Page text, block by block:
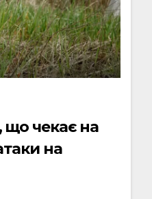
що чекає на
на